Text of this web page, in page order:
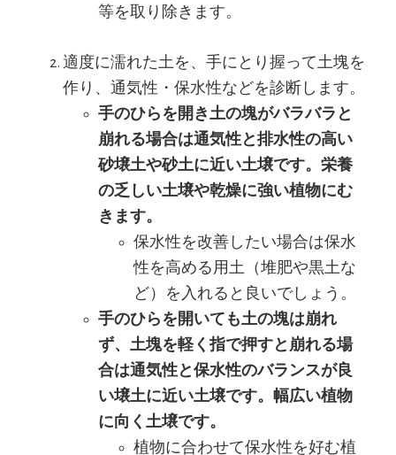
等を取り除きます。
適度に濡れた土を、手にとり握って土塊を
作り、通気性・保水性などを診断します。
手のひらを開き土の塊がバラバラと
崩れる場合は通気性と排水性の高い
砂壌土や砂土に近い土壌です。栄養
の乏しい土壌や乾燥に強い植物にむ
きます。
保水性を改善したい場合は保水
性を高める用土（堆肥や黒土な
ど）を入れると良いでしょう。
手のひらを開いても土の塊は崩れ
ず、土塊を軽く指で押すと崩れる場
合は通気性と保水性のバランスが良
い壌土に近い土壌です。幅広い植物
に向く土壌です。
植物に合わせて保水性を好む植